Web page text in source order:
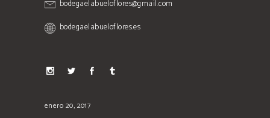
bodegaelabueloflores@gmail.com
bodegaelabueloflores.es
enero 20, 2017